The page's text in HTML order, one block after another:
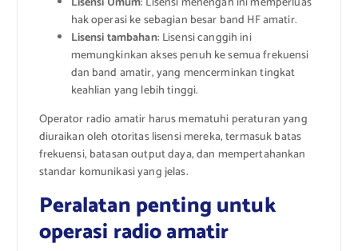
hak operasi ke sebagian besar band HF amatir.
Lisensi tambahan: Lisensi canggih ini
memungkinkan akses penuh ke semua frekuensi
dan band amatir, yang mencerminkan tingkat
keahlian yang lebih tinggi.
Operator radio amatir harus mematuhi peraturan yang
diuraikan oleh otoritas lisensi mereka, termasuk batas
frekuensi, batasan output daya, dan mempertahankan
standar komunikasi yang jelas.
Peralatan penting untuk
operasi radio amatir